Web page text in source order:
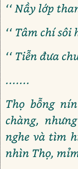
‘‘ Nầy lớp
‘‘ Tâm chí
‘‘ Tiễn đưa
.......
Thọ bỗng
chàng,
nghe và tìm
nhìn Thọ,